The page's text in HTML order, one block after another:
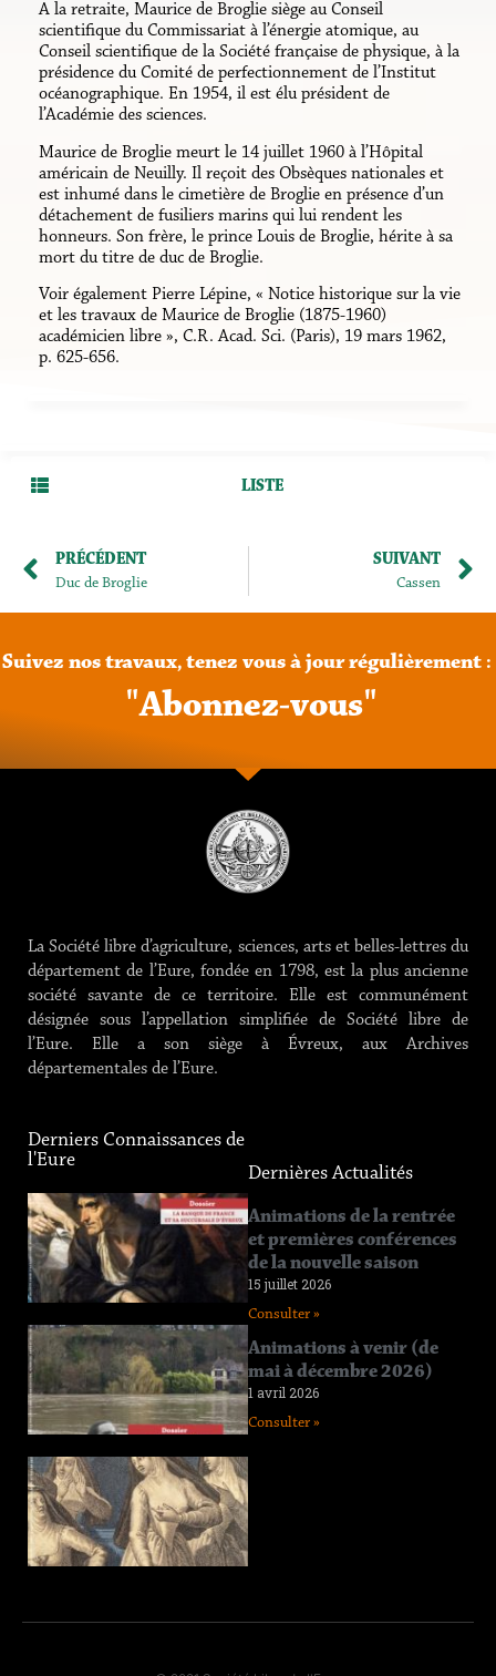
A la retraite, Maurice de Broglie siège au Conseil
scientifique du Commissariat à l’énergie atomique, au
Conseil scientifique de la Société française de physique, à la
présidence du Comité de perfectionnement de l’Institut
océanographique. En 1954, il est élu président de
l’Académie des sciences.
Maurice de Broglie meurt le 14 juillet 1960 à l’Hôpital
américain de Neuilly. Il reçoit des Obsèques nationales et
est inhumé dans le cimetière de Broglie en présence d’un
détachement de fusiliers marins qui lui rendent les
honneurs. Son frère, le prince Louis de Broglie, hérite à sa
mort du titre de duc de Broglie.
Voir également Pierre Lépine, « Notice historique sur la vie
et les travaux de Maurice de Broglie (1875-1960)
académicien libre », C.R. Acad. Sci. (Paris),‎ 19 mars 1962,
p. 625-656.
LISTE
PRÉCÉDENT
Duc de Broglie
SUIVANT
Cassen
Suivez nos travaux, tenez vous à jour régulièrement :
"Abonnez-vous"
La Société libre d’agriculture, sciences, arts et belles-lettres du
département de l’Eure, fondée en 1798, est la plus ancienne
société savante de ce territoire. Elle est communément
désignée sous l’appellation simplifiée de Société libre de
l’Eure. Elle a son siège à Évreux, aux Archives
départementales de l’Eure.
Derniers Connaissances de
l'Eure
Connaissance
de l’Eure
n°219
12 juin 2026
Connaissance
de l’Eure
n°218
11 avril 2026
Dernières Actualités
Animations de la rentrée
et premières conférences
de la nouvelle saison
15 juillet 2026
Consulter »
Animations à venir (de
mai à décembre 2026)
1 avril 2026
Consulter »